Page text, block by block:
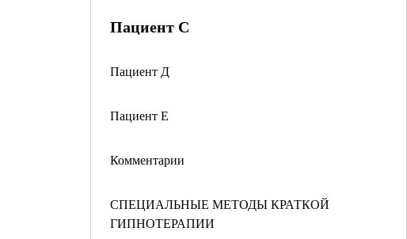
Пациент С
Пациент Д
Пациент Е
Комментарии
СПЕЦИАЛЬНЫЕ МЕТОДЫ КРАТКОЙ
ГИПНОТЕРАПИИ